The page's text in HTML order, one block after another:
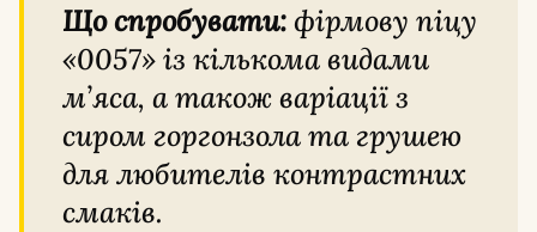
Що спробувати:фірмову піцу
«0057» із кількома видами
м’яса, а також варіації з
сиром горгонзола та грушею
для любителів контрастних
смаків.